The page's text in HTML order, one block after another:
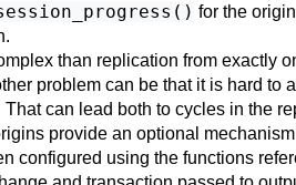
for the origin
than replication from exactly
problem can be that it is hard to
can lead both to cycles in the
provide an optional
configured using the functions